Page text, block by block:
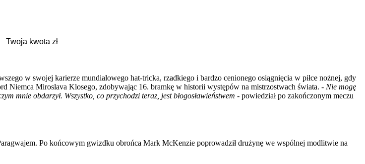
w swojej karierze mundialowego hat-tricka, rzadkiego i bardzo cenionego osiągnięcia w piłce nożnej, gdy
Niemca Miroslava Klosego, zdobywając 16. bramkę w historii występów na mistrzostwach świata. - Nie mogę
mnie obdarzył. Wszystko, co przychodzi teraz, jest błogosławieństwem - powiedział po zakończonym meczu
Po końcowym gwizdku obrońca Mark McKenzie poprowadził drużynę we wspólnej modlitwie na